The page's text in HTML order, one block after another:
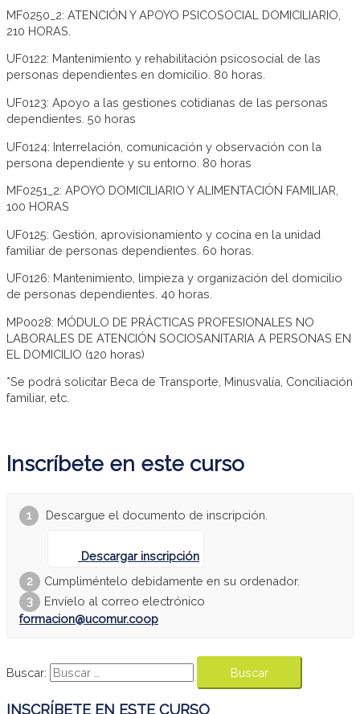
MF0250_2: ATENCIÓN Y APOYO PSICOSOCIAL DOMICILIARIO,
210 HORAS.
UF0122: Mantenimiento y rehabilitación psicosocial de las
personas dependientes en domicilio. 80 horas.
UF0123: Apoyo a las gestiones cotidianas de las personas
dependientes. 50 horas
UF0124: Interrelación, comunicación y observación con la
persona dependiente y su entorno. 80 horas
MF0251_2: APOYO DOMICILIARIO Y ALIMENTACIÓN FAMILIAR,
100 HORAS
UF0125: Gestión, aprovisionamiento y cocina en la unidad
familiar de personas dependientes. 60 horas.
UF0126: Mantenimiento, limpieza y organización del domicilio
de personas dependientes. 40 horas.
MP0028: MÓDULO DE PRÁCTICAS PROFESIONALES NO
LABORALES DE ATENCIÓN SOCIOSANITARIA A PERSONAS EN
EL DOMICILIO (120 horas)
*Se podrá solicitar Beca de Transporte, Minusvalía, Conciliación
familiar, etc.
Inscríbete en este curso
Descargue el documento de inscripción.
Descargar inscripción
Cumpliméntelo debidamente en su ordenador.
Envíelo al correo electrónico
formacion@ucomur.coop
Buscar:
INSCRÍBETE EN ESTE CURSO